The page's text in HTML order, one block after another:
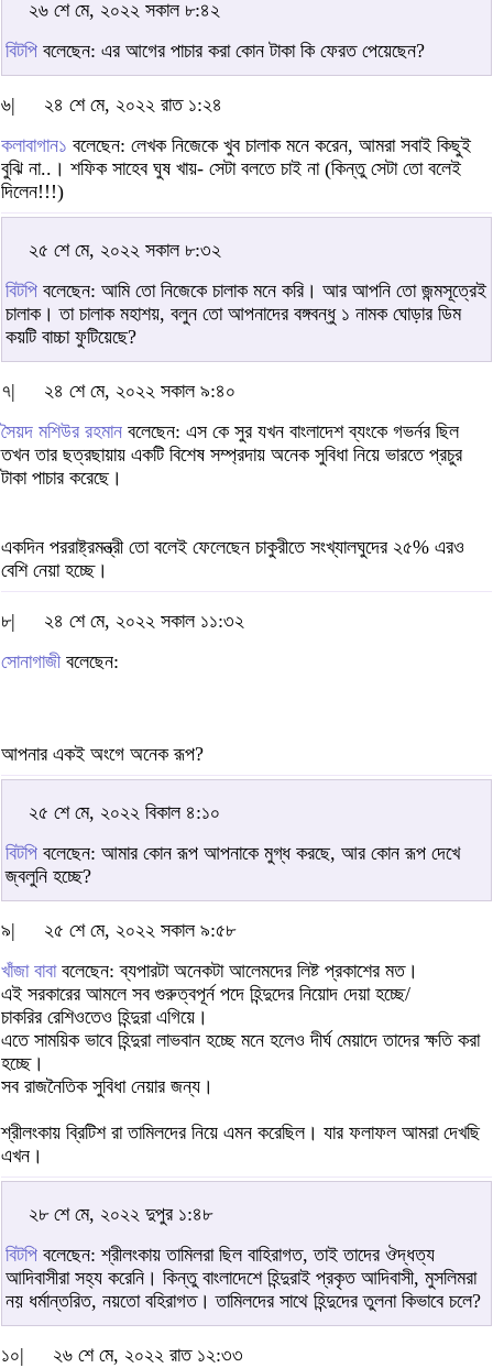
২৬ শে মে, ২০২২ সকাল ৮:৪২
বিটপি বলেছেন: এর আগের পাচার করা কোন টাকা কি ফেরত পেয়েছেন?
৬|
২৪ শে মে, ২০২২ রাত ১:২৪
কলাবাগান১ বলেছেন: লেখক নিজেকে খুব চালাক মনে করেন, আমরা সবাই কিছুই
বুঝি না..। শফিক সাহেব ঘুষ খায়- সেটা বলতে চাই না (কিন্তু সেটা তো বলেই
দিলেন!!!)
২৫ শে মে, ২০২২ সকাল ৮:৩২
বিটপি বলেছেন: আমি তো নিজেকে চালাক মনে করি। আর আপনি তো জন্মসূত্রেই
চালাক। তা চালাক মহাশয়, বলুন তো আপনাদের বঙ্গবন্ধু ১ নামক ঘোড়ার ডিম
কয়টি বাচ্চা ফুটিয়েছে?
৭|
২৪ শে মে, ২০২২ সকাল ৯:৪০
সৈয়দ মশিউর রহমান বলেছেন: এস কে সুর যখন বাংলাদেশ ব্যংকে গভর্নর ছিল
তখন তার ছত্রছায়ায় একটি বিশেষ সম্প্রদায় অনেক সুবিধা নিয়ে ভারতে প্রচুর
টাকা পাচার করেছে।
একদিন পররাষ্ট্রমন্ত্রী তো বলেই ফেলেছেন চাকুরীতে সংখ্যালঘুদের ২৫% এরও
বেশি নেয়া হচ্ছে।
৮|
২৪ শে মে, ২০২২ সকাল ১১:৩২
সোনাগাজীবলেছেন:
আপনার একই অংগে অনেক রূপ?
২৫ শে মে, ২০২২ বিকাল ৪:১০
বিটপি বলেছেন: আমার কোন রূপ আপনাকে মুগ্ধ করছে, আর কোন রূপ দেখে
জ্বলুনি হচ্ছে?
৯|
২৫ শে মে, ২০২২ সকাল ৯:৫৮
খাঁজা বাবাবলেছেন: ব্যপারটা অনেকটা আলেমদের লিষ্ট প্রকাশের মত।
এই সরকারের আমলে সব গুরুত্বপূর্ন পদে হিন্দুদের নিয়োদ দেয়া হচ্ছে/
চাকরির রেশিওতেও হিন্দুরা এগিয়ে।
এতে সাময়িক ভাবে হিন্দুরা লাভবান হচ্ছে মনে হলেও দীর্ঘ মেয়াদে তাদের ক্ষতি করা
হচ্ছে।
সব রাজনৈতিক সুবিধা নেয়ার জন্য।
শ্রীলংকায় ব্রিটিশ রা তামিলদের নিয়ে এমন করেছিল। যার ফলাফল আমরা দেখছি
এখন।
২৮ শে মে, ২০২২ দুপুর ১:৪৮
বিটপি বলেছেন: শ্রীলংকায় তামিলরা ছিল বাহিরাগত, তাই তাদের ঔদ্ধত্য
আদিবাসীরা সহ্য করেনি। কিন্তু বাংলাদেশে হিন্দুরাই প্রকৃত আদিবাসী, মুসলিমরা
নয় ধর্মান্তরিত, নয়তো বহিরাগত। তামিলদের সাথে হিন্দুদের তুলনা কিভাবে চলে?
১০|
২৬ শে মে, ২০২২ রাত ১২:৩৩